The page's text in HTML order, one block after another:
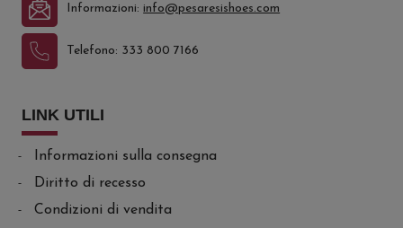
Informazioni:info@pesaresishoes.com
Telefono: 333 800 7166
LINK UTILI
Informazioni sulla consegna
Diritto di recesso
Condizioni di vendita